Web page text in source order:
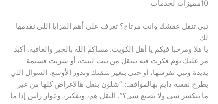
10مميزات لخدمات
تبي تنقل عفشك وانت مرتاح؟ تعرف على أهم المزايا اللي نقدمها
لك
يا هلا ومرحبا فيكم يا أهل الكويت. مساكم الله بالخير والعافية. أكيد
مر عليك يوم فكرت فيه تنتقل من بيت لبيت، أو شريت قسيمة
يديدة وتبي تفرشها، أو حتى بتغير شقتك وتدور الأوسع. السؤال اللي
يطرح نفسه دايم بهالمواقف: “شلون بنقل هالأغراض كلها من غير
ما يتكسر شي ولا يضيع شي؟”. النقل هم، وتفكير، وعوار راس إذا ما